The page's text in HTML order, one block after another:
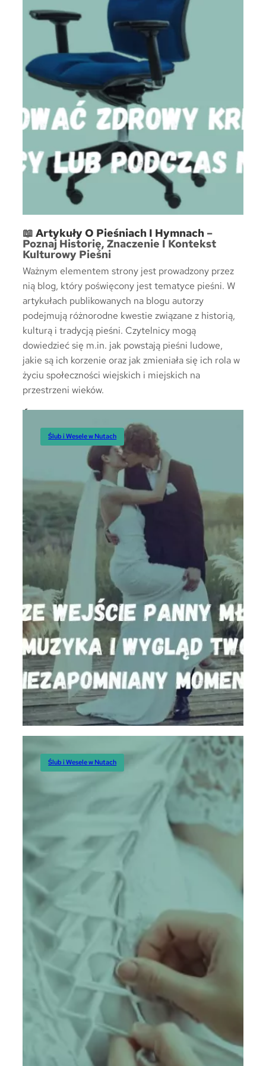
📖 Artykuły O Pieśniach I Hymnach –
Poznaj Historię, Znaczenie I Kontekst
Kulturowy Pieśni
Ważnym elementem strony jest prowadzony przez
nią blog, który poświęcony jest tematyce pieśni. W
artykułach publikowanych na blogu autorzy
podejmują różnorodne kwestie związane z historią,
kulturą i tradycją pieśni. Czytelnicy mogą
dowiedzieć się m.in. jak powstają pieśni ludowe,
jakie są ich korzenie oraz jak zmieniała się ich rola w
życiu społeczności wiejskich i miejskich na
przestrzeni wieków.
Ślub i Wesele
Ślub i Wesele w Nutach
Ślub i Wesele w Nutach